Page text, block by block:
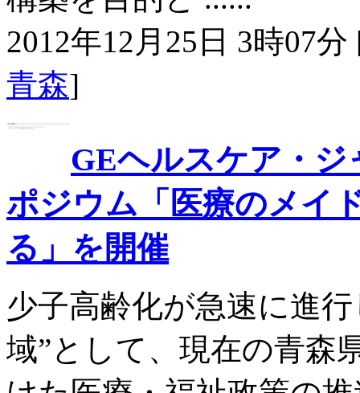
2012年12月25日 3時07分
青森]
GEヘルスケア・ジ
ポジウム「医療のメイ
る」を開催
少子高齢化が急速に進
域”として、現在の青森